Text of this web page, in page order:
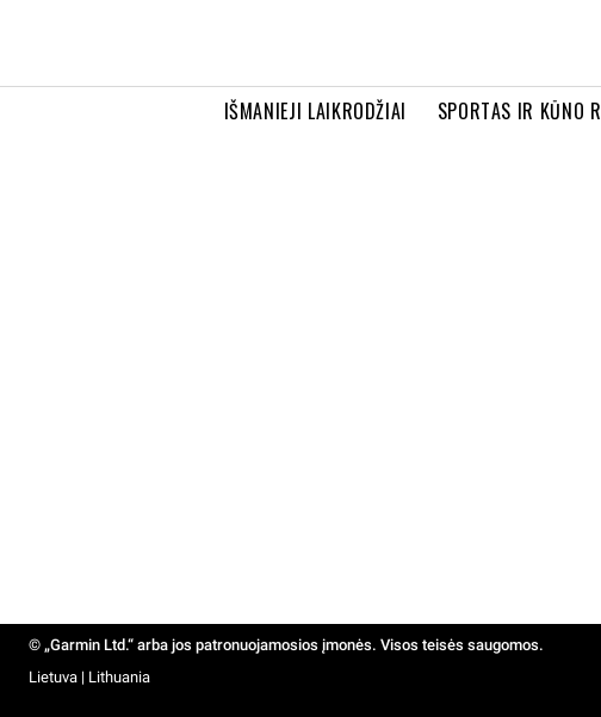
IŠMANIEJI LAIKRODŽIAI SPORTAS IR KŪNO
© „Garmin Ltd.“ arba jos patronuojamosios įmonės. Visos teisės saugomos.
Lietuva | Lithuania